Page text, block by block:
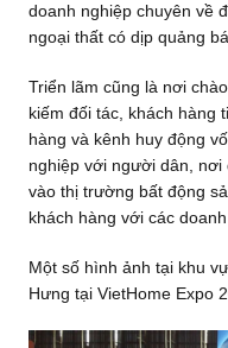
doanh nghiệp chuyên về
ngoại thất có dịp quảng bá.
Triển lãm cũng là nơi
kiếm đối tác, khách hàng
hàng và kênh huy động
nghiệp với người dân, nơi
vào thị trường bất động
khách hàng với các doanh
Một số hình ảnh tại khu
Hưng tại VietHome Expo